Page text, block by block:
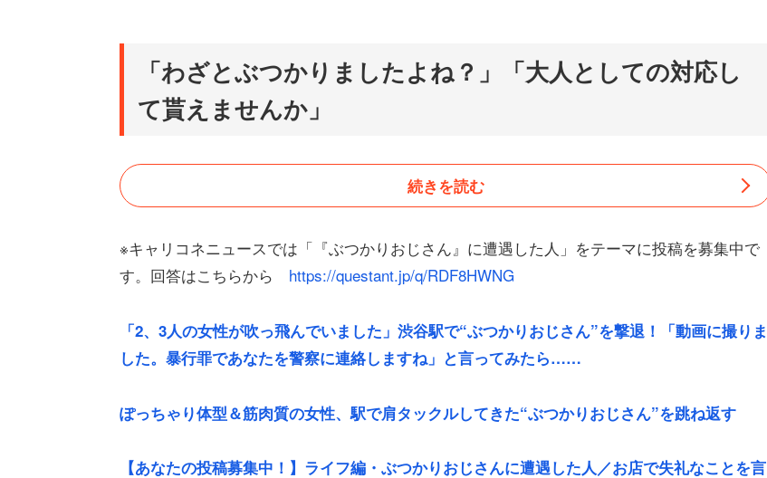
「わざとぶつかりましたよね？」「大人としての対応し
て貰えませんか」
続きを読む
※キャリコネニュースでは「『ぶつかりおじさん』に遭遇した人」をテーマに投稿を募集中で
す。回答はこちらから https://questant.jp/q/RDF8HWNG
「2、3人の女性が吹っ飛んでいました」渋谷駅で“ぶつかりおじさん”を撃退！「動画に撮りま
した。暴行罪であなたを警察に連絡しますね」と言ってみたら……
ぽっちゃり体型＆筋肉質の女性、駅で肩タックルしてきた“ぶつかりおじさん”を跳ね返す
【あなたの投稿募集中！】ライフ編・ぶつかりおじさんに遭遇した人／お店で失礼なことを言